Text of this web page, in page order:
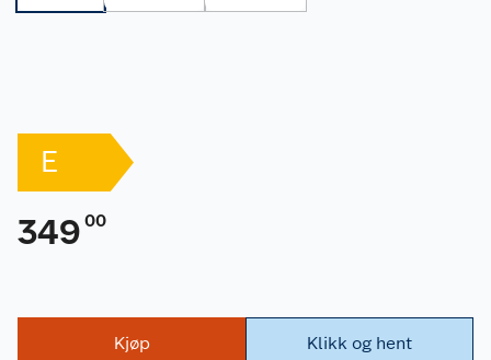
E
349 00
Kjøp Klikk og hent